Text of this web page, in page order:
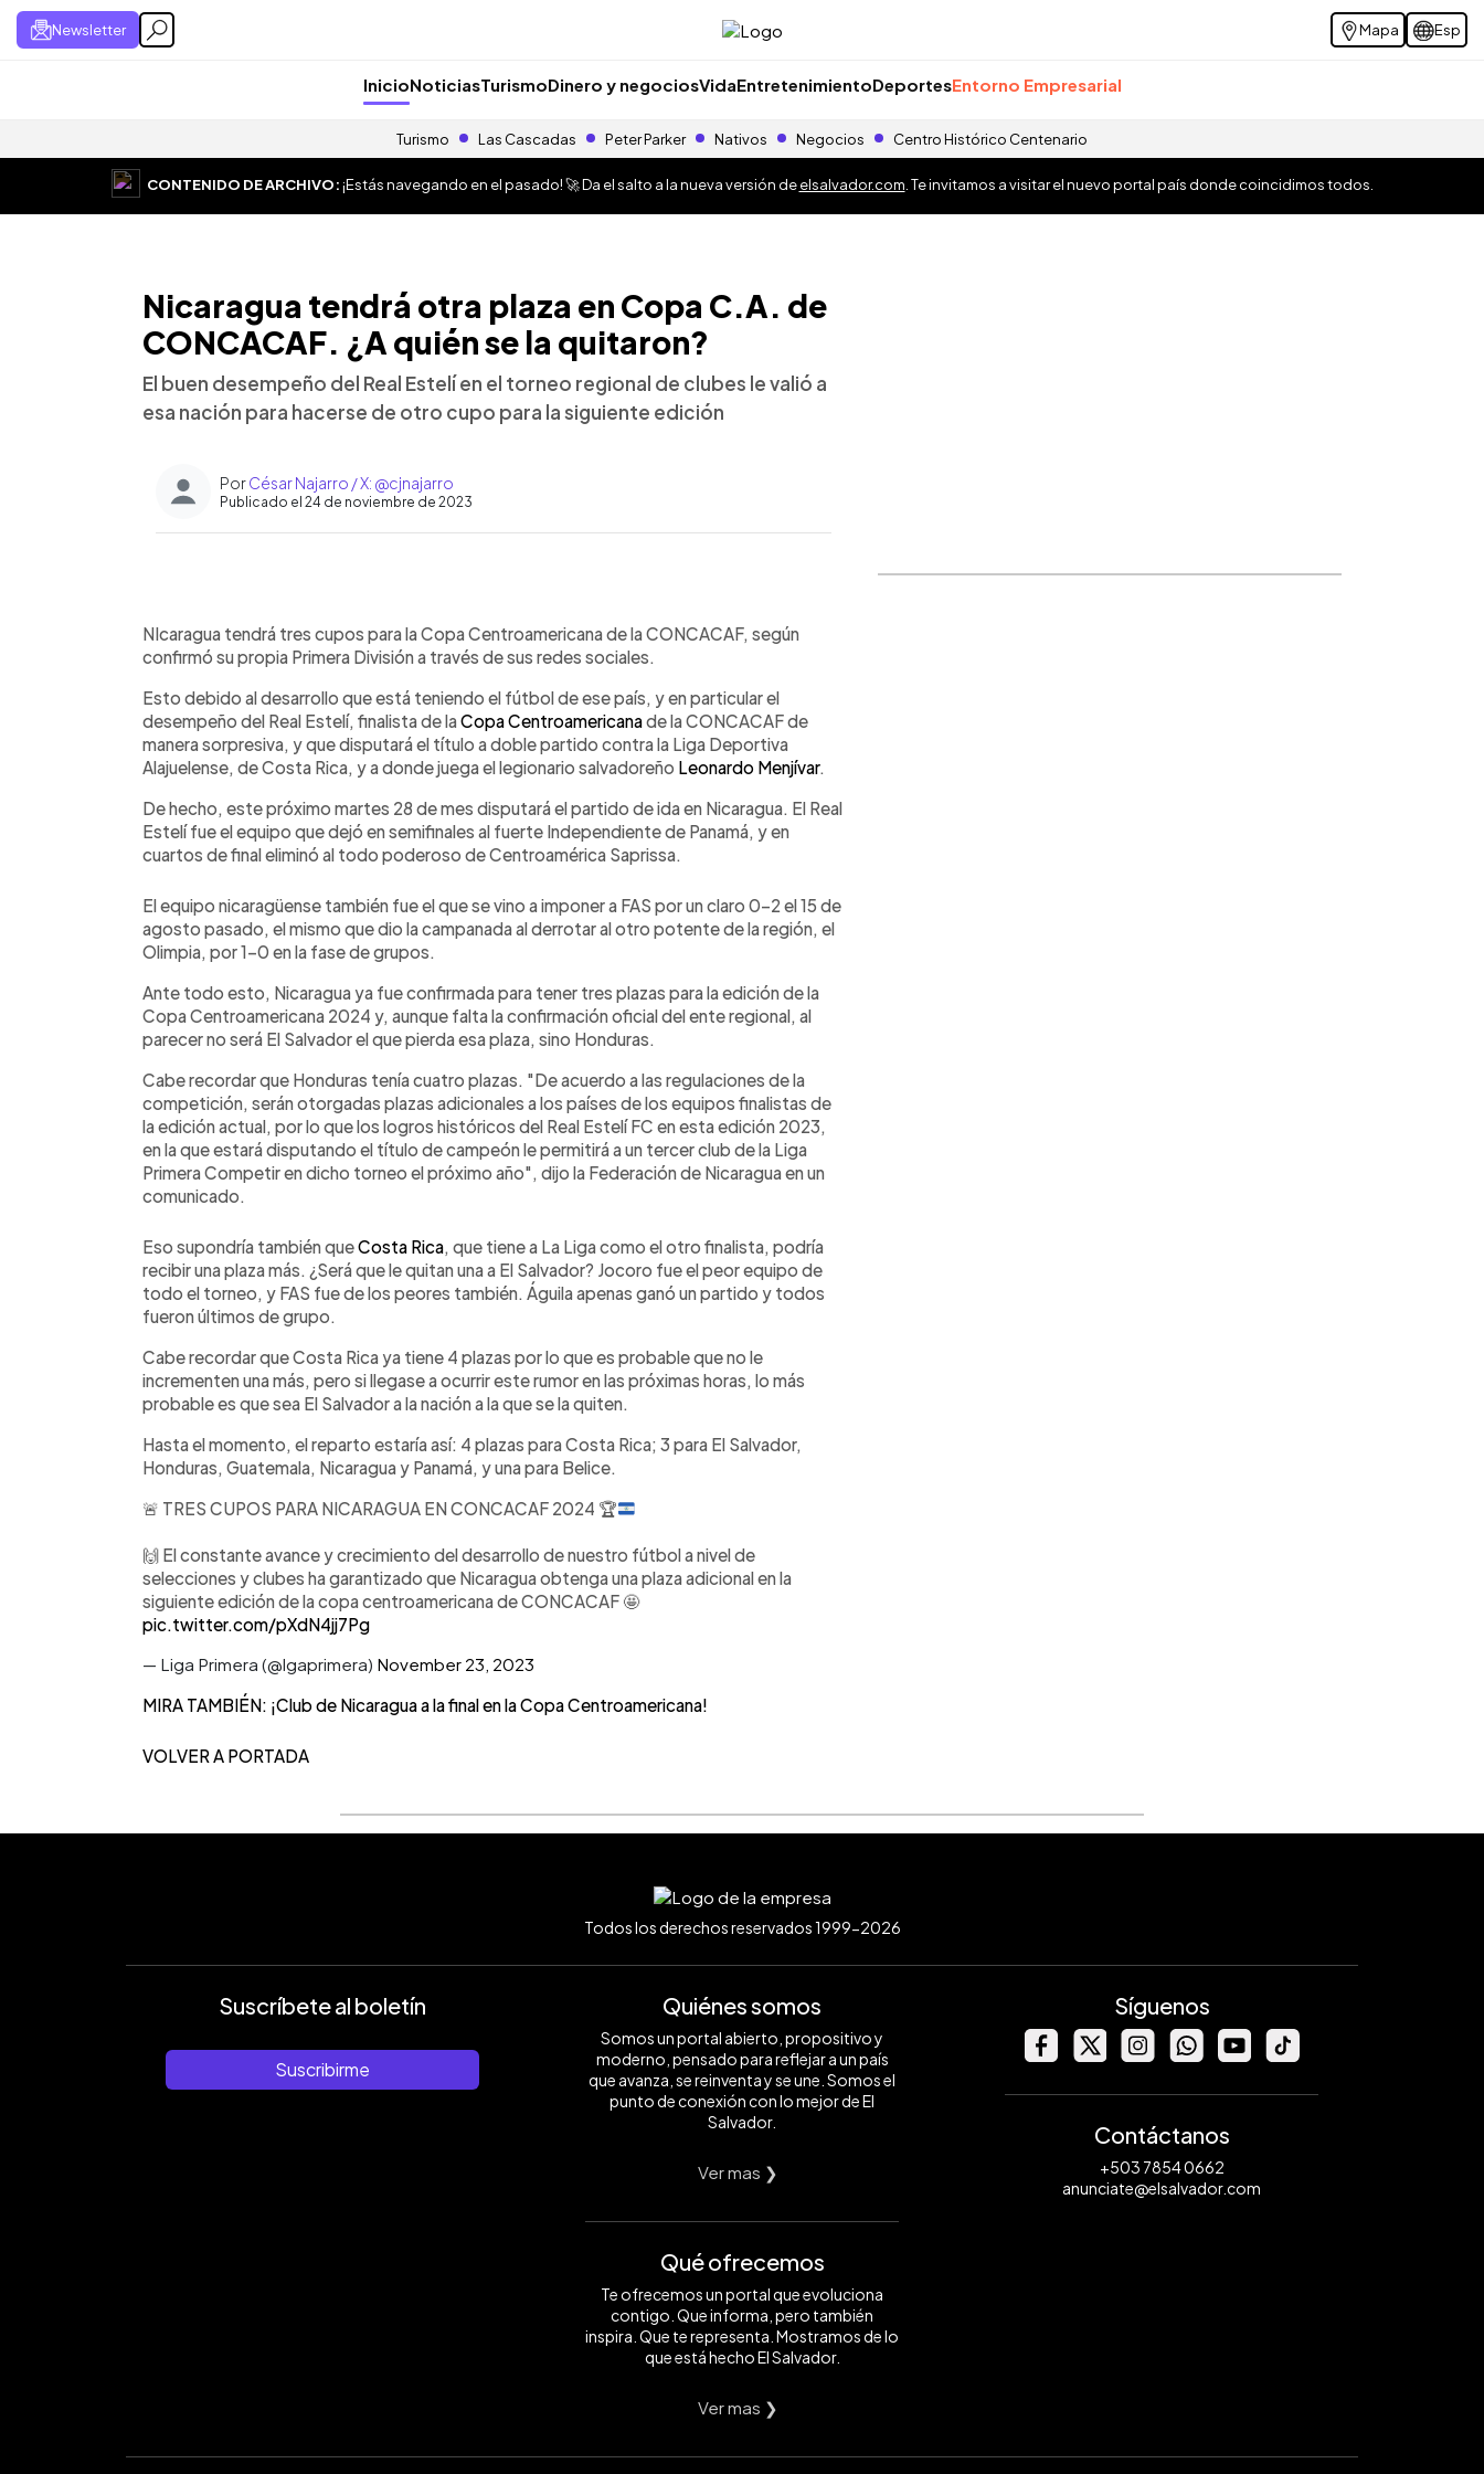
Newsletter Mapa Esp
InicioNoticiasTurismoDinero y negociosVidaEntretenimientoDeportesEntorno Empresarial
Turismo Las Cascadas Peter Parker Nativos Negocios Centro Histórico Centenario
CONTENIDO DE ARCHIVO:¡Estás navegando en el pasado! 🚀 Da el salto a la nueva versión deelsalvador.com . Te invitamos a visitar el nuevo portal país donde coincidimos todos.
Nicaragua tendrá otra plaza en Copa C.A. de
CONCACAF. ¿A quién se la quitaron?
El buen desempeño del Real Estelí en el torneo regional de clubes le valió a
esa nación para hacerse de otro cupo para la siguiente edición
PorCésar Najarro / X: @cjnajarro
Publicado el 24 de noviembre de 2023
► Escuchar artículo
NIcaragua tendrá tres cupos para la Copa Centroamericana de la CONCACAF, según
confirmó su propia Primera División a través de sus redes sociales.
Esto debido al desarrollo que está teniendo el fútbol de ese país, y en particular el
desempeño del Real Estelí, finalista de laCopa Centroamericanade la CONCACAF de
manera sorpresiva, y que disputará el título a doble partido contra la Liga Deportiva
Alajuelense, de Costa Rica, y a donde juega el legionario salvadoreño Leonardo Menjívar.
De hecho, este próximo martes 28 de mes disputará el partido de ida en Nicaragua. El Real
Estelí fue el equipo que dejó en semifinales al fuerte Independiente de Panamá, y en
cuartos de final eliminó al todo poderoso de Centroamérica Saprissa.
El equipo nicaragüense también fue el que se vino a imponer a FAS por un claro 0-2 el 15 de
agosto pasado, el mismo que dio la campanada al derrotar al otro potente de la región, el
Olimpia, por 1-0 en la fase de grupos.
Ante todo esto, Nicaragua ya fue confirmada para tener tres plazas para la edición de la
Copa Centroamericana 2024 y, aunque falta la confirmación oficial del ente regional, al
parecer no será El Salvador el que pierda esa plaza, sino Honduras.
Cabe recordar que Honduras tenía cuatro plazas. "De acuerdo a las regulaciones de la
competición, serán otorgadas plazas adicionales a los países de los equipos finalistas de
la edición actual, por lo que los logros históricos del Real Estelí FC en esta edición 2023,
en la que estará disputando el título de campeón le permitirá a un tercer club de la Liga
Primera Competir en dicho torneo el próximo año", dijo la Federación de Nicaragua en un
comunicado.
Eso supondría también queCosta Rica, que tiene a La Liga como el otro finalista, podría
recibir una plaza más. ¿Será que le quitan una a El Salvador? Jocoro fue el peor equipo de
todo el torneo, y FAS fue de los peores también. Águila apenas ganó un partido y todos
fueron últimos de grupo.
Cabe recordar que Costa Rica ya tiene 4 plazas por lo que es probable que no le
incrementen una más, pero si llegase a ocurrir este rumor en las próximas horas, lo más
probable es que sea El Salvador a la nación a la que se la quiten.
Hasta el momento, el reparto estaría así: 4 plazas para Costa Rica; 3 para El Salvador,
Honduras, Guatemala, Nicaragua y Panamá, y una para Belice.
🚨 TRES CUPOS PARA NICARAGUA EN CONCACAF 2024 🏆
🙌 El constante avance y crecimiento del desarrollo de nuestro fútbol a nivel de
selecciones y clubes ha garantizado que Nicaragua obtenga una plaza adicional en la
siguiente edición de la copa centroamericana de CONCACAF 🤩
pic.twitter.com/pXdN4jj7Pg
— Liga Primera (@lgaprimera) November 23, 2023
MIRA TAMBIÉN: ¡Club de Nicaragua a la final en la Copa Centroamericana!
VOLVER A PORTADA
Todos los derechos reservados 1999-2026
Suscríbete al boletín
Suscribirme
Quiénes somos
Somos un portal abierto, propositivo y
moderno, pensado para reflejar a un país
que avanza, se reinventa y se une. Somos el
punto de conexión con lo mejor de El
Salvador.
Ver mas ❯
Qué ofrecemos
Te ofrecemos un portal que evoluciona
contigo. Que informa, pero también
inspira. Que te representa. Mostramos de lo
que está hecho El Salvador.
Ver mas ❯
Síguenos
Contáctanos
+503 7854 0662
anunciate@elsalvador.com